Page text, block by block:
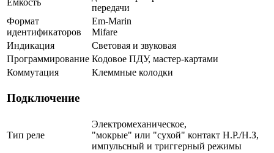
передачи
Формат
идентификаторов
Em-Marin
Mifare
Индикация
Световая и звуковая
Программирование Кодовое ПДУ, мастер-картами
Коммутация
Клеммные колодки
Подключение
Тип реле
Электромеханическое,
"мокрые" или "сухой" контакт Н.Р./Н.З,
импульсный и триггерный режимы